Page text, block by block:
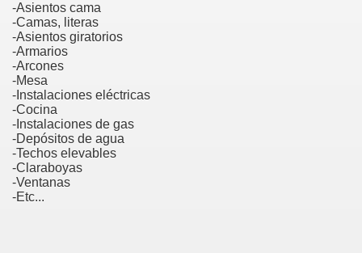
-Asientos cama
-Camas, literas
-Asientos giratorios
-Armarios
-Arcones
-Mesa
-Instalaciones eléctricas
-Cocina
-Instalaciones de gas
-Depósitos de agua
-Techos elevables
-Claraboyas
-Ventanas
-Etc...